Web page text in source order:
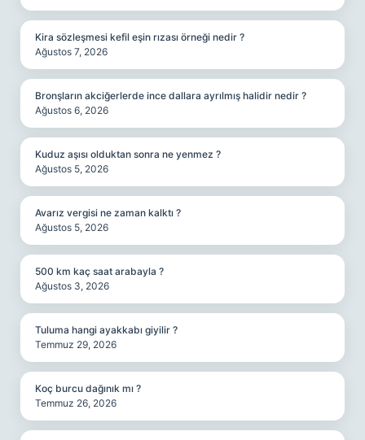
Kira sözleşmesi kefil eşin rızası örneği nedir ?
Ağustos 7, 2026
Bronşların akciğerlerde ince dallara ayrılmış halidir nedir ?
Ağustos 6, 2026
Kuduz aşısı olduktan sonra ne yenmez ?
Ağustos 5, 2026
Avarız vergisi ne zaman kalktı ?
Ağustos 5, 2026
500 km kaç saat arabayla ?
Ağustos 3, 2026
Tuluma hangi ayakkabı giyilir ?
Temmuz 29, 2026
Koç burcu dağınık mı ?
Temmuz 26, 2026